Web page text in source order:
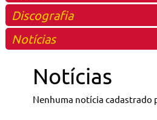
Discografia
Notícias
Notícias
Nenhuma notícia cadastrado